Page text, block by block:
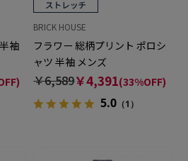
袖
BRICK HOUSE
フラワー 総柄プリント ポロシ
ャツ 半袖 メンズ
￥6,589￥4,391(33%OFF)
5.0 （1）